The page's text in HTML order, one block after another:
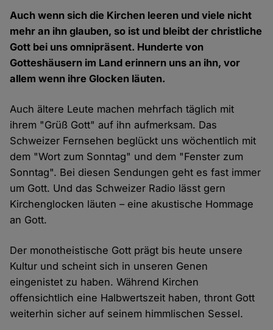
Auch wenn sich die Kirchen leeren und viele nicht
mehr an ihn glauben, so ist und bleibt der christliche
Gott bei uns omnipräsent. Hunderte von
Gotteshäusern im Land erinnern uns an ihn, vor
allem wenn ihre Glocken läuten.
Auch ältere Leute machen mehrfach täglich mit
ihrem "Grüß Gott" auf ihn aufmerksam. Das
Schweizer Fernsehen beglückt uns wöchentlich mit
dem "Wort zum Sonntag" und dem "Fenster zum
Sonntag". Bei diesen Sendungen geht es fast immer
um Gott. Und das Schweizer Radio lässt gern
Kirchenglocken läuten – eine akustische Hommage
an Gott.
Der monotheistische Gott prägt bis heute unsere
Kultur und scheint sich in unseren Genen
eingenistet zu haben. Während Kirchen
offensichtlich eine Halbwertszeit haben, thront Gott
weiterhin sicher auf seinem himmlischen Sessel.